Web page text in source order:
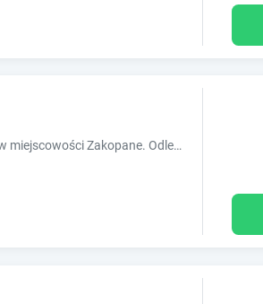
Obiekt Apartament Ornak położony jest w miejscowości Zakopane. Odległość ważnych miejsc od obiektu: Aqua Park Zakopane ? 1,4 km, Dworzec PKP